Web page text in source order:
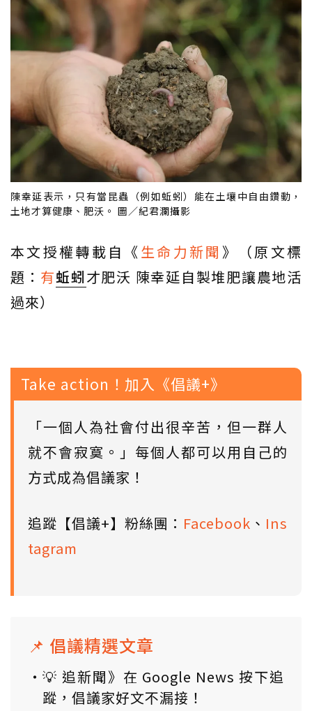
陳幸延表示，只有當昆蟲（例如蚯蚓）能在土壤中自由鑽動，
土地才算健康、肥沃。 圖／紀君瀾攝影
本文授權轉載自《 生命力新聞 》（原文標
題： 有蚯蚓才肥沃 陳幸延自製堆肥讓農地活
過來）
Take action！加入《倡議+》
「一個人為社會付出很辛苦，但一群人
就不會寂寞。」每個人都可以用自己的
方式成為倡議家！
追蹤【倡議+】粉絲團： Facebook 、 Ins
tagram
📌 倡議精選文章
💡 追新聞》在 Google News 按下追
蹤，倡議家好文不漏接！